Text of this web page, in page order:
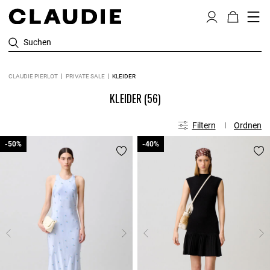
Suchen
CLAUDIE PIERLOT PRIVATE SALE KLEIDER
KLEIDER (56)
Filtern Ordnen
-50%
-50% -40%
-40%